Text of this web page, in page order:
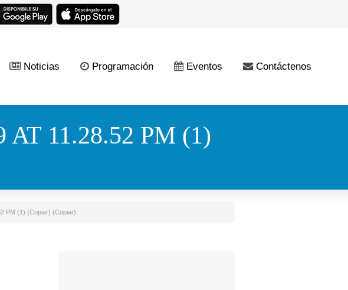
Noticias Programación Eventos Contáctenos
11.28.52 PM (1)
PM (1) (Copiar) (Copiar)